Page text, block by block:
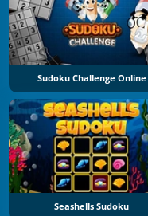
Sudoku Challenge Online
Seashells Sudoku